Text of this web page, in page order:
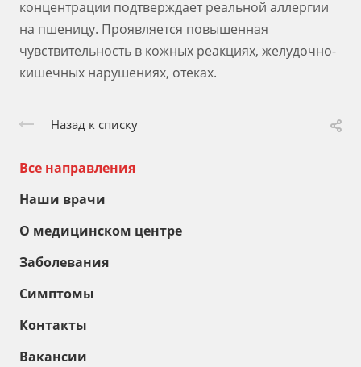
концентрации подтверждает реальной аллергии
на пшеницу. Проявляется повышенная
чувствительность в кожных реакциях, желудочно-
кишечных нарушениях, отеках.
Назад к списку
Все направления
Наши врачи
О медицинском центре
Заболевания
Симптомы
Контакты
Вакансии